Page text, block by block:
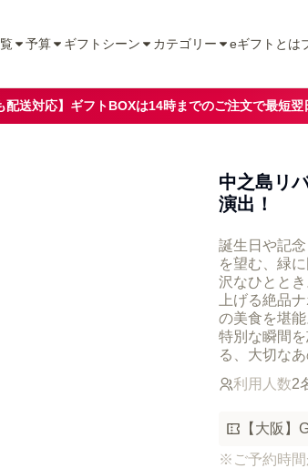
予算 ギフトシーン カテゴリー eギフトとは
配送対応】ギフトBOXは14時までのご注文で最短
中之島リ
演出！
誕生日や記
を望む、緑
沢なひとと
上げる絶品
の美食を堪
特別な瞬間
る、大切な
利用人数2
【大阪
※ご予約時間